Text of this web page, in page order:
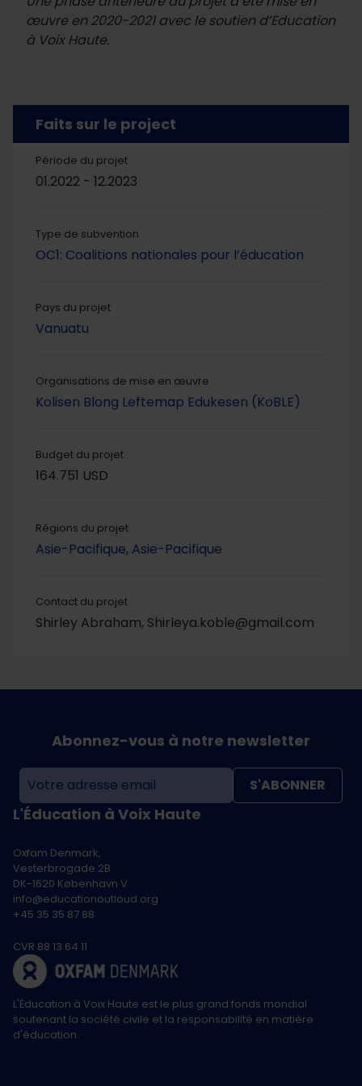
œuvre en 2020-2021 avec le soutien d’Education
à Voix Haute.
Faits sur le project
Période du projet
01.2022 - 12.2023
Type de subvention
OC1: Coalitions nationales pour l’éducation
Pays du projet
Vanuatu
Organisations de mise en œuvre
Kolisen Blong Leftemap Edukesen (KoBLE)
Budget du projet
164.751 USD
Régions du projet
Asie-Pacifique, Asie-Pacifique
Contact du projet
Shirley Abraham, Shirleya.koble@gmail.com
L'Éducation à Voix Haute
Oxfam Denmark,
Vesterbrogade 2B
DK-1620 København V
info@educationoutloud.org
+45 35 35 87 88
CVR 88 13 64 11
Abonnez-vous à notre newsletter
S'ABONNER
L'Éducation à Voix Haute est le plus grand fonds mondial
soutenant la société civile et la responsabilité en matière
d'éducation.